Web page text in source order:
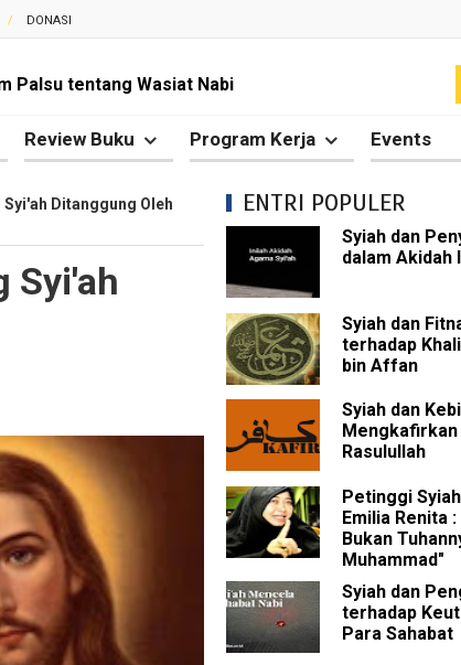
DONASI
Palsu tentang Wasiat Nabi
dalam Memahami Ayat Tathir
Ayat Al-Qur'an secara Keliru
Syiah dalam Menafsirkan Dalil tentang Ahlul Bait
terhadap Khalifah yang Diakui oleh Islam
terhadap Keutamaan Para Sahabat
Mengklaim Imam Mereka Memiliki Ilmu Ghaib?
Menganggap Semua Sahabat Nabi Pengkhianat?
Mengkafirkan Sahabat Rasulullah
dalam Menyikapi Peran Sahabat Nabi
terhadap Hadis Shahih Sunni
Besar terhadap Khalifah Utsman bin Affan
Review Buku Program Kerja Events
Ditanggung Oleh
Syi'ah
ENTRI POPULER
Syiah dan
dalam Akidah
Syiah dan
terhadap
bin Affan
Syiah dan
Mengkafirkan
Rasulullah
Petinggi
Emilia Renita
Bukan
Muhammad"
Syiah dan
terhadap
Para Sahabat